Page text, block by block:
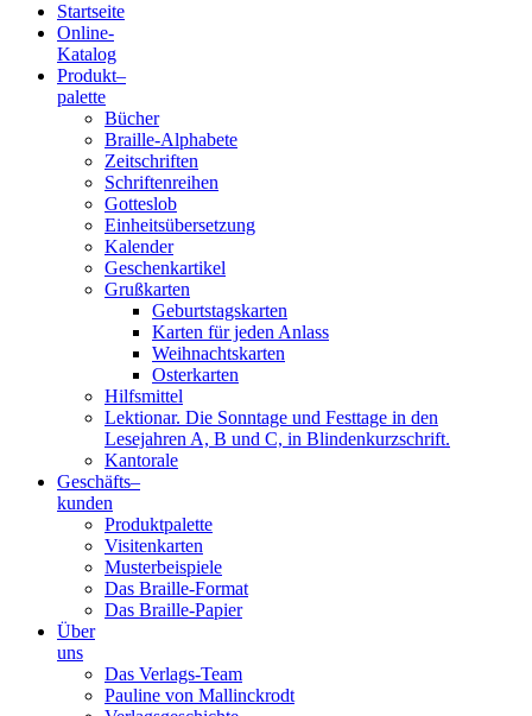
Blindenschrift-
Verlag
Druckerei
gGmbH
Startseite
Online-
Katalog
Produkt–
palette
Bücher
Braille-Alphabete
Zeitschriften
Schriftenreihen
Gotteslob
Einheitsübersetzung
Kalender
Geschenkartikel
Grußkarten
Geburtstagskarten
Karten für jeden Anlass
Weihnachtskarten
Osterkarten
Hilfsmittel
Lektionar. Die Sonntage und Festtage in den
Lesejahren A, B und C, in Blindenkurzschrift.
Kantorale
Geschäfts­–
kunden
Produktpalette
Visitenkarten
Musterbeispiele
Das Braille-Format
Das Braille-Papier
Über
uns
Das Verlags-Team
Pauline von Mallinckrodt